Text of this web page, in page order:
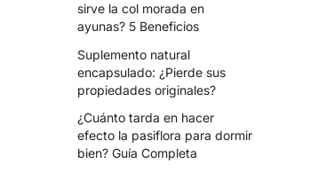
sirve la col morada en
ayunas? 5 Beneficios
Suplemento natural
encapsulado: ¿Pierde sus
propiedades originales?
¿Cuánto tarda en hacer
efecto la pasiflora para dormir
bien? Guía Completa